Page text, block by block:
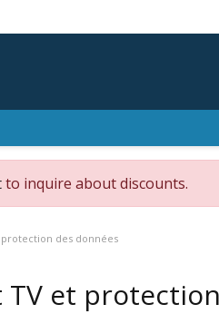
to inquire about discounts.
protection des données
TV et